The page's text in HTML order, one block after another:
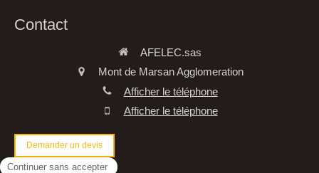
Contact
AFELEC.sas
Mont de Marsan Agglomeration
Afficher le téléphone
Afficher le téléphone
Demander un devis